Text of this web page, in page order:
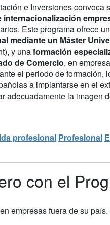
e Inversiones convoca
Este programa ofrece
mediante un Máster
y unaformación
de Comercio, en
el periodo de formación,
a implantarse en el
adecuadamente la imagen
profesional Profesional
con el
empresas fuera de su